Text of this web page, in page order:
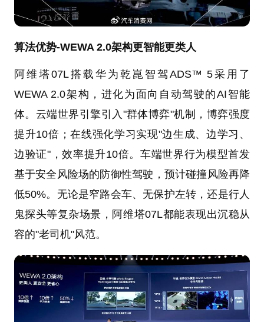
算法优势-WEWA 2.0架构更智能更类人
阿维塔07L搭载华为乾崑智驾ADS™ 5采用了
WEWA 2.0架构，进化为面向自动驾驶的AI智能
体。云端世界引擎引入"群体博弈"机制，博弈强度
提升10倍；在线强化学习实现"边生成、边学习、
边验证"，效率提升10倍。车端世界行为模型首发
基于安全风险场的防御性驾驶，预计碰撞风险再降
低50%。无论是窄路会车、无保护左转，还是行人
鬼探头等复杂场景，阿维塔07L都能表现出沉稳从
容的"老司机"风范。